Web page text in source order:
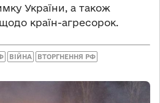
України, а також
країн-агресорок.
ВІЙНА ВТОРГНЕННЯ РФ